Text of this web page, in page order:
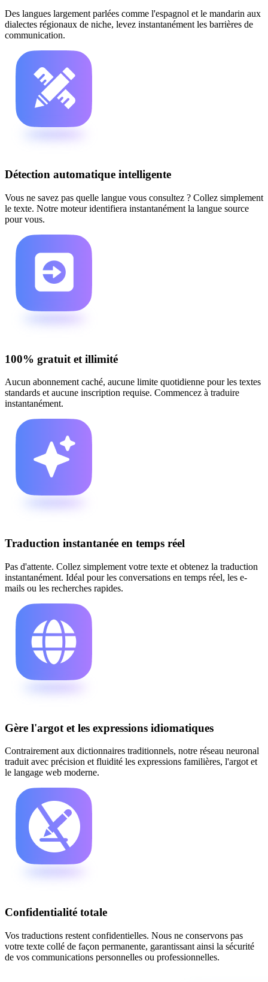
Des langues largement parlées comme l'espagnol et le mandarin aux
dialectes régionaux de niche, levez instantanément les barrières de
communication.
Détection automatique intelligente
Vous ne savez pas quelle langue vous consultez ? Collez simplement
le texte. Notre moteur identifiera instantanément la langue source
pour vous.
100% gratuit et illimité
Aucun abonnement caché, aucune limite quotidienne pour les textes
standards et aucune inscription requise. Commencez à traduire
instantanément.
Traduction instantanée en temps réel
Pas d'attente. Collez simplement votre texte et obtenez la traduction
instantanément. Idéal pour les conversations en temps réel, les e-
mails ou les recherches rapides.
Gère l'argot et les expressions idiomatiques
Contrairement aux dictionnaires traditionnels, notre réseau neuronal
traduit avec précision et fluidité les expressions familières, l'argot et
le langage web moderne.
Confidentialité totale
Vos traductions restent confidentielles. Nous ne conservons pas
votre texte collé de façon permanente, garantissant ainsi la sécurité
de vos communications personnelles ou professionnelles.